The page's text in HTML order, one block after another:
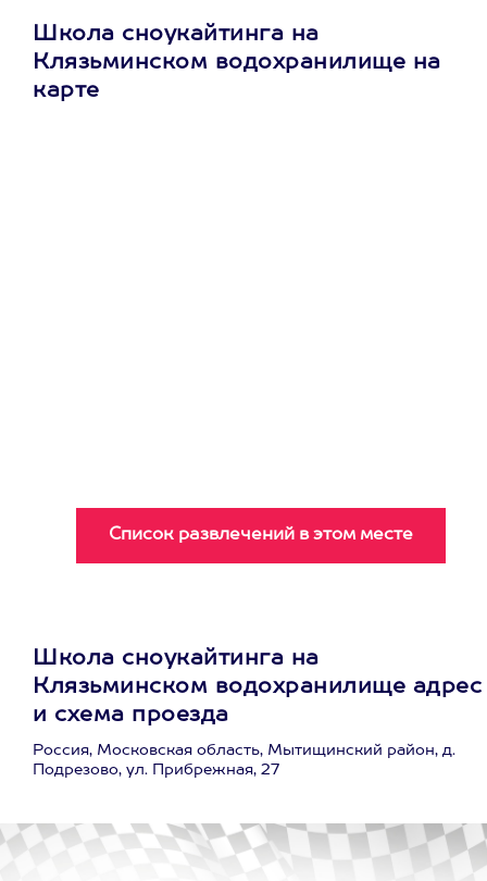
Школа сноукайтинга на
Клязьминском водохранилище на
карте
Школа сноукайтинга на
Клязьминском водохранилище адрес
и схема проезда
Россия, Московская область, Мытищинский район, д.
Подрезово, ул. Прибрежная, 27